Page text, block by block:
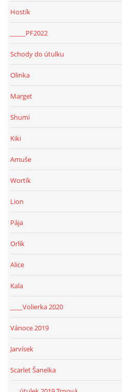
Hostík
_____PF2022
Schody do útulku
Olinka
Marget
Shumi
Kiki
Amuše
Wortík
Lion
Pája
Orlík
Alice
Kala
____Volierka 2020
Vánoce 2019
Jarvísek
Scarlet Šanelka